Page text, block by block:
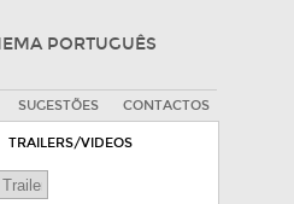
PORTUGUÊS
SUGESTÕES CONTACTOS
TRAILERS/VIDEOS